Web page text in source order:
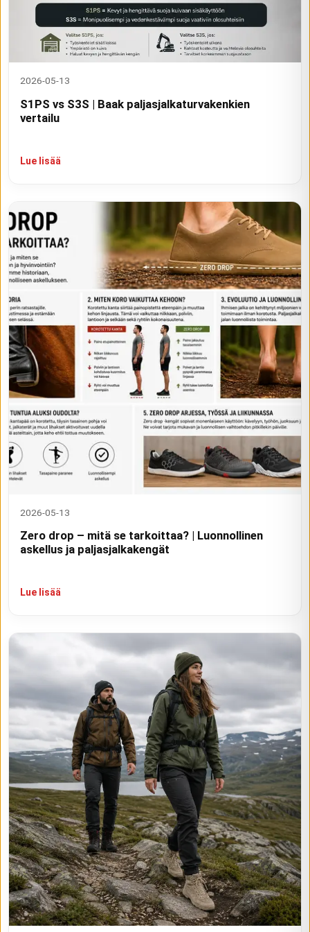
2026-05-13
S1PS vs S3S | Baak paljasjalkaturvakenkien
vertailu
Lue lisää
2026-05-13
Zero drop – mitä se tarkoittaa? | Luonnollinen
askellus ja paljasjalkakengät
Lue lisää